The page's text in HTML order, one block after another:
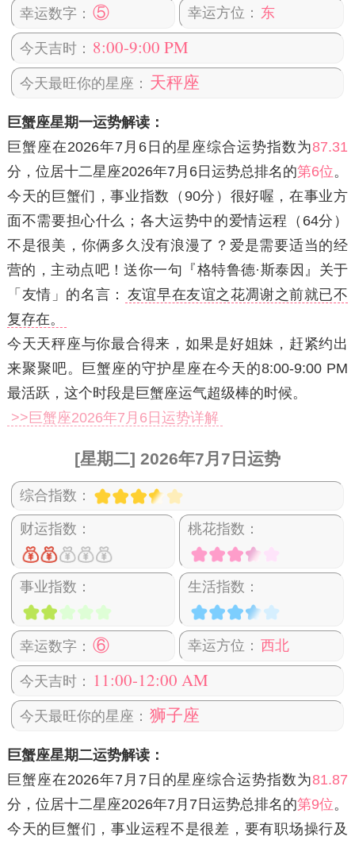
幸运数字： ⑤ 幸运方位： 东
今天吉时： 8:00-9:00 PM
今天最旺你的星座： 天秤座
巨蟹座星期一运势解读：
巨蟹座在2026年7月6日 的星座综合运势指数为87.31
分，位居十二星座2026年7月6日运势总排名的第6位。
今天的巨蟹们，事业指数（90分）很好喔，在事业方
面不需要担心什么；各大运势中的爱情运程（64分）
不是很美，你俩多久没有浪漫了？爱是需要适当的经
营的，主动点吧！送你一句『格特鲁德·斯泰因』关于
「友情」的名言： 友谊早在友谊之花凋谢之前就已不
复存在。
今天天秤座与你最合得来，如果是好姐妹，赶紧约出
来聚聚吧。巨蟹座的守护星座在今天的8:00-9:00 PM
最活跃，这个时段是巨蟹座运气超级棒的时候。
>>巨蟹座2026年7月6日运势详解
[星期二] 2026年7月7日运势
综合指数：
财运指数： 桃花指数：
事业指数： 生活指数：
幸运数字： ⑥ 幸运方位： 西北
今天吉时： 11:00-12:00 AM
今天最旺你的星座： 狮子座
巨蟹座星期二运势解读：
巨蟹座在2026年7月7日 的星座综合运势指数为81.87
分，位居十二星座2026年7月7日运势总排名的第9位。
今天的巨蟹们，事业运程不是很差，要有职场操行及